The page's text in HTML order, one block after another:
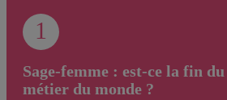
1
Sage-femme : est-ce la fin
métier du monde ?